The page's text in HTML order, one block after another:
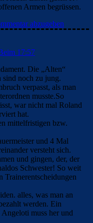
Armen begrüssen.
abzugeben
17:57
Die „Alten“
sind noch zu jung.
verpasst, als man
musste.So
war nicht mal Roland
hat.
mittelfristigen bzw.
und 4 Mal
versteht sich.
und gingen, der, der
Schwester! So weit
Trainerentscheidungen
alles, was man an
werden. Ein
muss her und